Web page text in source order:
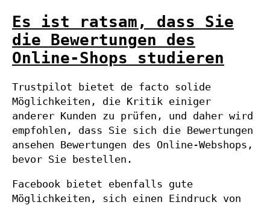
Es ist ratsam, dass Sie
die Bewertungen des
Online-Shops studieren
Trustpilot bietet de facto solide
Möglichkeiten, die Kritik einiger
anderer Kunden zu prüfen, und daher wird
empfohlen, dass Sie sich die Bewertungen
ansehen Bewertungen des Online-Webshops,
bevor Sie bestellen.
Facebook bietet ebenfalls gute
Möglichkeiten, sich einen Eindruck von